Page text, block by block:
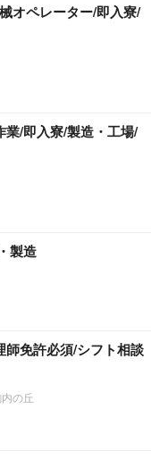
オペレーター/即入寮/
業/即入寮/製造・工場/
製造
師免許必須/シフト相談
の丘